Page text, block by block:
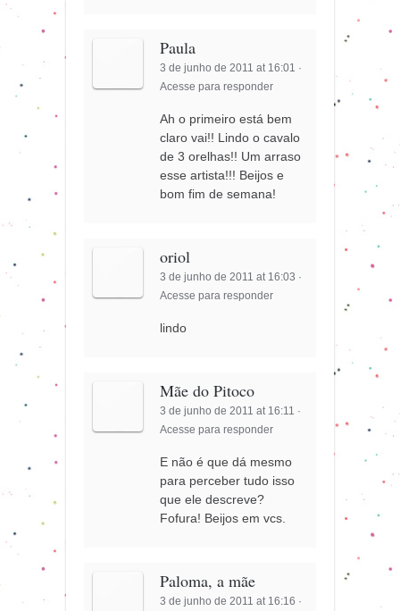
Paula
3 de junho de 2011 at 16:01 ·
Acesse para responder
Ah o primeiro está bem
claro vai!! Lindo o cavalo
de 3 orelhas!! Um arraso
esse artista!!! Beijos e
bom fim de semana!
oriol
3 de junho de 2011 at 16:03 ·
Acesse para responder
lindo
Mãe do Pitoco
3 de junho de 2011 at 16:11 ·
Acesse para responder
E não é que dá mesmo
para perceber tudo isso
que ele descreve?
Fofura! Beijos em vcs.
Paloma, a mãe
3 de junho de 2011 at 16:16 ·